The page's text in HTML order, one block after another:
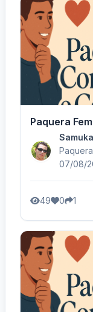
Paquera
07/08/
49 0 1